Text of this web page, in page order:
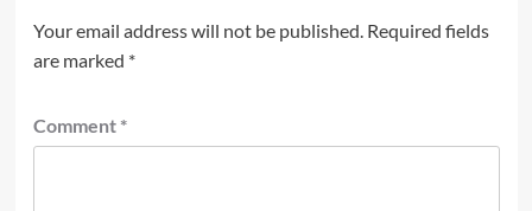
Your email address will not be published. Required fields
are marked *
Comment *